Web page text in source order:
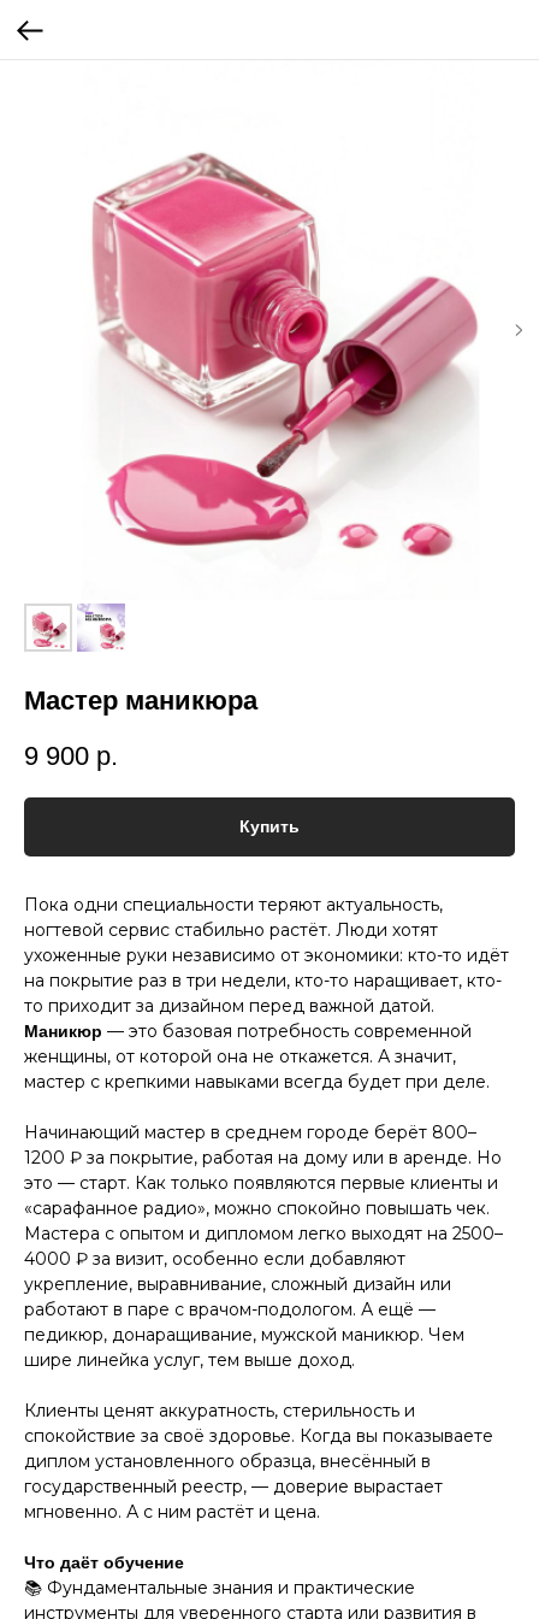
Мастер маникюра
9 900 р.
Купить
Пока одни специальности теряют актуальность,
ногтевой сервис стабильно растёт. Люди хотят
ухоженные руки независимо от экономики: кто-то идёт
на покрытие раз в три недели, кто-то наращивает, кто-
то приходит за дизайном перед важной датой.
Маникюр — это базовая потребность современной
женщины, от которой она не откажется. А значит,
мастер с крепкими навыками всегда будет при деле.
Начинающий мастер в среднем городе берёт 800–
1200 ₽ за покрытие, работая на дому или в аренде. Но
это — старт. Как только появляются первые клиенты и
«сарафанное радио», можно спокойно повышать чек.
Мастера с опытом и дипломом легко выходят на 2500–
4000 ₽ за визит, особенно если добавляют
укрепление, выравнивание, сложный дизайн или
работают в паре с врачом-подологом. А ещё —
педикюр, донаращивание, мужской маникюр. Чем
шире линейка услуг, тем выше доход.
Клиенты ценят аккуратность, стерильность и
спокойствие за своё здоровье. Когда вы показываете
диплом установленного образца, внесённый в
государственный реестр, — доверие вырастает
мгновенно. А с ним растёт и цена.
Что даёт обучение
📚 Фундаментальные знания и практические
инструменты для уверенного старта или развития в